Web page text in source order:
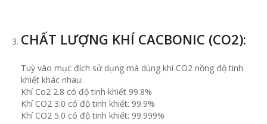
CHẤT LƯỢNG KHÍ CACBONIC (CO2):
Tuỳ vào mục đích sử dụng mà dùng khí CO2 nồng độ tinh
khiết khác nhau:
Khí Co2 2.8 có độ tinh khiết 99.8%
Khí CO2 3.0 có độ tinh khiết: 99.9%
Khí CO2 5.0 có độ tinh khiết: 99.999%